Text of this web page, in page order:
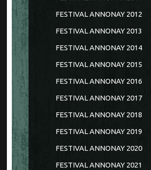
FESTIVAL ANNONAY 2012
FESTIVAL ANNONAY 2013
FESTIVAL ANNONAY 2014
FESTIVAL ANNONAY 2015
FESTIVAL ANNONAY 2016
FESTIVAL ANNONAY 2017
FESTIVAL ANNONAY 2018
FESTIVAL ANNONAY 2019
FESTIVAL ANNONAY 2020
FESTIVAL ANNONAY 2021